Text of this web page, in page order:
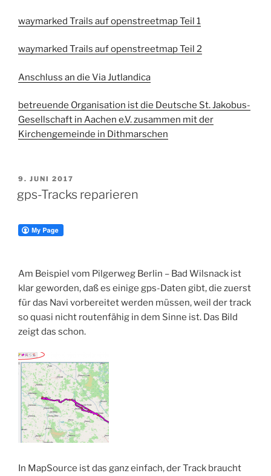
waymarked Trails auf openstreetmap Teil 1
waymarked Trails auf openstreetmap Teil 2
Anschluss an die Via Jutlandica
betreuende Organisation ist die Deutsche St. Jakobus-
Gesellschaft in Aachen e.V. zusammen mit der
Kirchengemeinde in Dithmarschen
VERÖFFENTLICHT
9. JUNI 2017
gps-Tracks reparieren
Am Beispiel vom Pilgerweg Berlin – Bad Wilsnack ist
klar geworden, daß es einige gps-Daten gibt, die zuerst
für das Navi vorbereitet werden müssen, weil der track
so quasi nicht routenfähig in dem Sinne ist. Das Bild
zeigt das schon.
In MapSource ist das ganz einfach, der Track braucht